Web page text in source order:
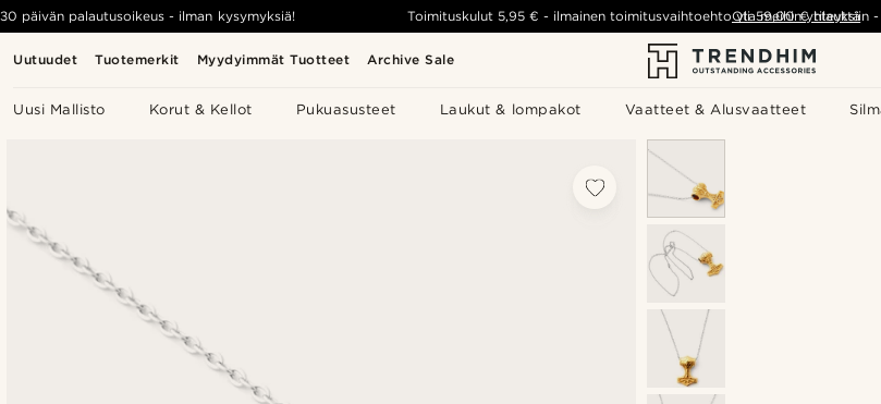
Uutuudet Tuotemerkit Myydyimmät Tuotteet Archive Sale
Uusi Mallisto Korut & Kellot Pukuasusteet Laukut & lompakot Vaatteet & Alusvaatteet
30 päivän palautusoikeus - ilman kysymyksiä! Toimituskulut 5,95 € - ilmainen toimitusvaihtoehto yli 59,00 €tilauksiin -
Ota meihin yhteyttä